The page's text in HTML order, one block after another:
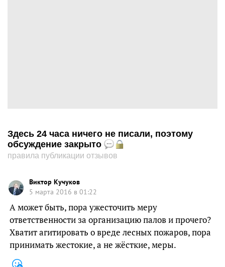
Здесь 24 часа ничего не писали, поэтому
обсуждение закрыто
правила публикации отзывов
Виктор Кучуков
5 марта 2016 в 01:22
А может быть, пора ужесточить меру
ответственности за организацию палов и прочего?
Хватит агитировать о вреде лесных пожаров, пора
принимать жестокие, а не жёсткие, меры.